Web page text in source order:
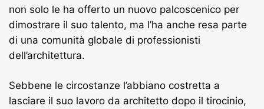
non solo le ha offerto un nuovo palcoscenico per
dimostrare il suo talento, ma l’ha anche resa parte
di una comunità globale di professionisti
dell’architettura.
Sebbene le circostanze l’abbiano costretta a
lasciare il suo lavoro da architetto dopo il tirocinio,